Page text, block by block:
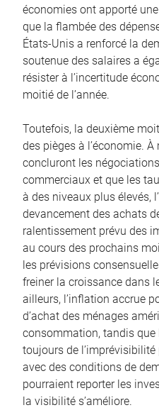
économies ont apporté
que la flambée des
États-Unis a renforcé la
soutenue des salaires a
résister à l’incertitude
moitié de l’année.
Toutefois, la deuxième
des pièges à l’économie.
concluront les
commerciaux et que les
à des niveaux plus élevés,
devancement des achats
ralentissement prévu des
au cours des prochains
les prévisions
freiner la croissance dans
ailleurs, l’inflation accrue
d’achat des ménages
consommation, tandis que
toujours de
avec des conditions de
pourraient reporter les
la visibilité s’améliore.